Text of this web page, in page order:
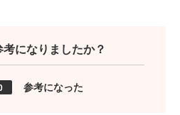
になりましたか？
参考になった